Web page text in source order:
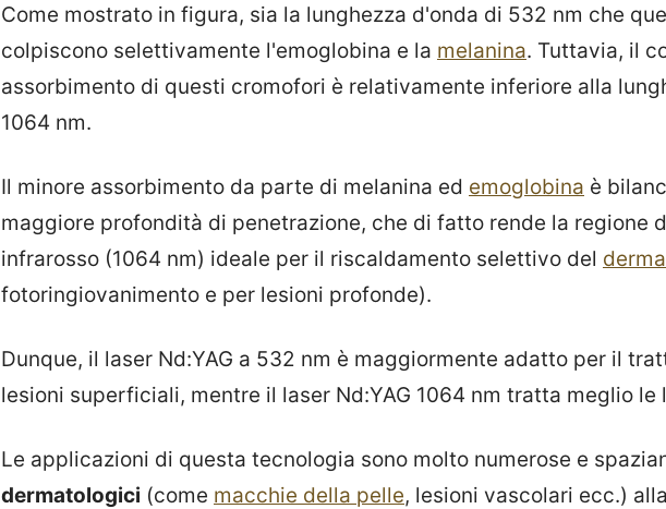
Come mostrato in figura, sia la lunghezza d'onda di 532 nm che
colpiscono selettivamente l'emoglobina e la melanina. Tuttavia, il
assorbimento di questi cromofori è relativamente inferiore alla
1064 nm.
Il minore assorbimento da parte di melanina ed emoglobina è
maggiore profondità di penetrazione, che di fatto rende la regione
infrarosso (1064 nm) ideale per il riscaldamento selettivo del derma
fotoringiovanimento e per lesioni profonde).
Dunque, il laser Nd:YAG a 532 nm è maggiormente adatto per il
lesioni superficiali, mentre il laser Nd:YAG 1064 nm tratta meglio le
Le applicazioni di questa tecnologia sono molto numerose e
dermatologici (come macchie della pelle, lesioni vascolari ecc.)